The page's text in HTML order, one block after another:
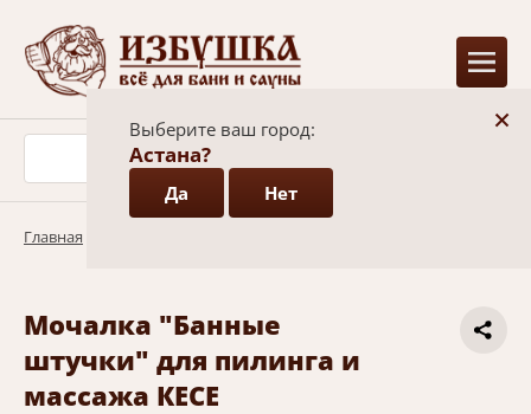
+
Выберите ваш город:
Астана?
Да Нет
Главная
Мочалка "Банные
штучки" для пилинга и
массажа КЕСЕ